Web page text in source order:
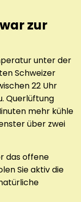
zur
unter der
Schweizer
22 Uhr
Querlüftung
mehr kühle
über zwei
das offene
Sie aktiv die